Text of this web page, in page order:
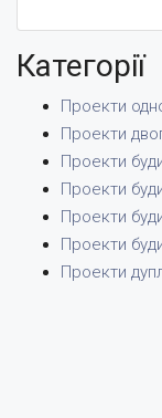
Категорії
Проекти
Проекти
Проекти
Проекти
Проекти
Проекти
Проекти